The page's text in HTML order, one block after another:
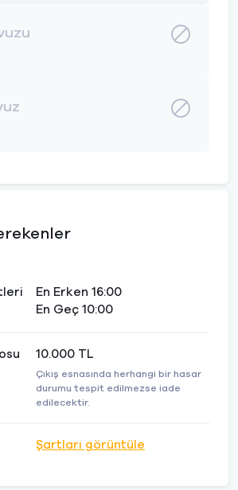
En Erken 16:00
En Geç 10:00
10.000 TL
Çıkış esnasında herhangi bir hasar
durumu tespit edilmezse iade
edilecektir.
Şartları görüntüle